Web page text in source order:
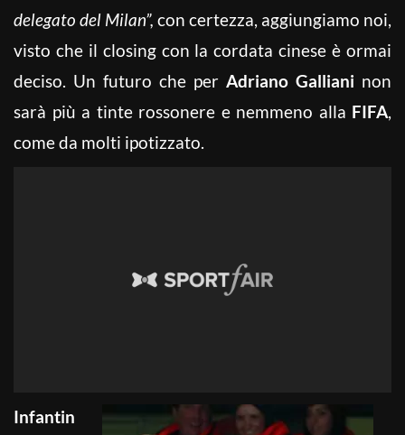
delegato del Milan”, con certezza, aggiungiamo noi,
visto che il closing con la cordata cinese è ormai
deciso. Un futuro che per Adriano Galliani non
sarà più a tinte rossonere e nemmeno alla FIFA,
come da molti ipotizzato.
Infantin